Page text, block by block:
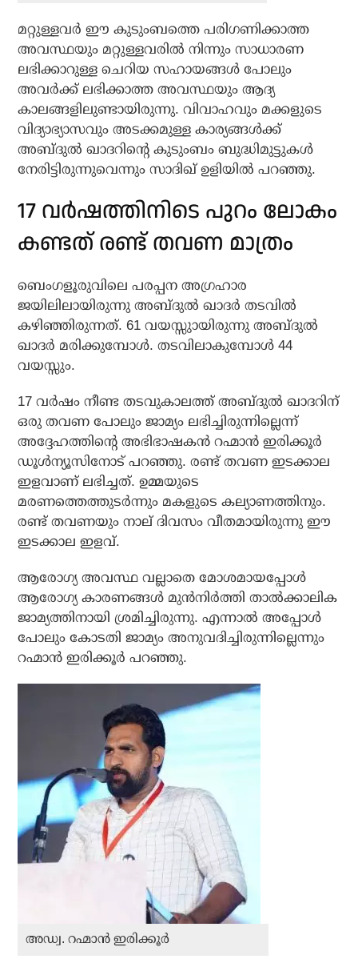
മറ്റുള്ളവർ ഈ കുടുംബത്തെ പരിഗണിക്കാത്ത
അവസ്ഥയും മറ്റുള്ളവരിൽ നിന്നും സാധാരണ
ലഭിക്കാറുള്ള ചെറിയ സഹായങ്ങൾ പോലും
അവർക്ക് ലഭിക്കാത്ത അവസ്ഥയും ആദ്യ
കാലങ്ങളിലുണ്ടായിരുന്നു. വിവാഹവും മക്കളുടെ
വിദ്യാഭ്യാസവും അടക്കമുള്ള കാര്യങ്ങൾക്ക്
അബ്ദുൽ ഖാദറിന്റെ കുടുംബം ബുദ്ധിമുട്ടുകൾ
നേരിട്ടിരുന്നുവെന്നും സാദിഖ് ഉളിയിൽ പറഞ്ഞു.
17 വര്‍ഷത്തിനിടെ പുറം ലോകം
കണ്ടത് രണ്ട് തവണ മാത്രം
ബെംഗളൂരുവിലെ പരപ്പന അഗ്രഹാര
ജയിലിലായിരുന്നു അബ്ദുല്‍ ഖാദര്‍ തടവില്‍
കഴിഞ്ഞിരുന്നത്. 61 വയസ്സുായിരുന്നു അബ്ദുല്‍
ഖാദര്‍ മരിക്കുമ്പോള്‍. തടവിലാകുമ്പോള്‍ 44
വയസ്സും.
17 വര്‍ഷം നീണ്ട തടവുകാലത്ത് അബ്ദുൽ ഖാദറിന്
ഒരു തവണ പോലും ജാമ്യം ലഭിച്ചിരുന്നില്ലെന്ന്
അദ്ദേഹത്തിന്റെ അഭിഭാഷകൻ റഹ്മാൻ ഇരിക്കൂർ
ഡൂൾന്യൂസിനോട് പറഞ്ഞു. രണ്ട് തവണ ഇടക്കാല
ഇളവാണ് ലഭിച്ചത്. ഉമ്മയുടെ
മരണത്തെത്തുടർന്നും മകളുടെ കല്യാണത്തിനും.
രണ്ട് തവണയും നാല് ദിവസം വീതമായിരുന്നു ഈ
ഇടക്കാല ഇളവ്.
ആരോഗ്യ അവസ്ഥ വല്ലാതെ മോശമായപ്പോള്‍
ആരോഗ്യ കാരണങ്ങള്‍ മുന്‍നിര്‍ത്തി താല്‍ക്കാലിക
ജാമ്യത്തിനായി ശ്രമിച്ചിരുന്നു. എന്നാൽ അപ്പോൾ
പോലും കോടതി ജാമ്യം അനുവദിച്ചിരുന്നില്ലെന്നും
റഹ്മാൻ ഇരിക്കൂർ പറഞ്ഞു.
അഡ്വ. റഹ്മാൻ ഇരിക്കൂർ